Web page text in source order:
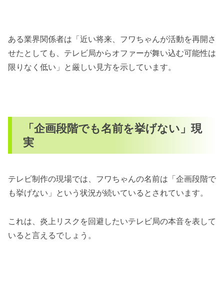
ある業界関係者は「近い将来、フワちゃんが活動を再開さ
せたとしても、テレビ局からオファーが舞い込む可能性は
限りなく低い」と厳しい見方を示しています。
「企画段階でも名前を挙げない」現
実
テレビ制作の現場では、フワちゃんの名前は「企画段階で
も挙げない」という状況が続いているとされています。
これは、炎上リスクを回避したいテレビ局の本音を表して
いると言えるでしょう。